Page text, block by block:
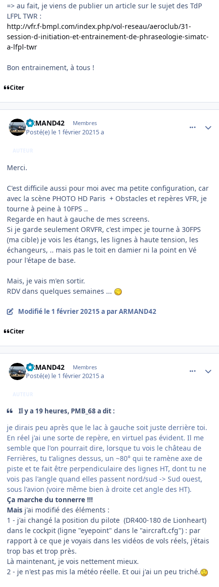
=> au fait, je viens de publier un article sur le sujet des TdP
LFPL TWR :
http://vfr.f-bmpl.com/index.php/vol-reseau/aeroclub/31-
session-d-initiation-et-entrainement-de-phraseologie-simatc-
a-lfpl-twr
Bon entrainement, à tous !
Citer
ARMAND42 Membres
Posté(e) le 1 février 20215 a
AUTEUR
Merci.
C'est difficile aussi pour moi avec ma petite configuration, car
avec la scène PHOTO HD Paris + Obstacles et repères VFR, je
tourne à peine à 10FPS ..
Regarde en haut à gauche de mes screens.
Si je garde seulement ORVFR, c'est impec je tourne à 30FPS
(ma cible) je vois les étangs, les lignes à haute tension, les
échangeurs, .. mais pas le toit en damier ni la point en Vé
pour l'étape de base.
Mais, je vais m'en sortir.
RDV dans quelques semaines ...
Modifié le 1 février 20215 a par ARMAND42
Citer
ARMAND42 Membres
Posté(e) le 1 février 20215 a
AUTEUR
Il y a 19 heures, PMB_68 a dit :
je dirais peu après que le lac à gauche soit juste derrière toi.
En réel j'ai une sorte de repère, en virtuel pas évident. Il me
semble que l'on pourrait dire, lorsque tu vois le château de
Ferrières, tu t'alignes dessus, un ~80° qui te ramène axe de
piste et te fait être perpendiculaire des lignes HT, dont tu ne
vois pas l'angle quand elles passent nord/sud -> Sud ouest,
sous l'avion (voire même bien à droite cet angle des HT).
Ça marche du tonnerre !!!
Mais j'ai modifié des éléments :
1 - j'ai changé la position du pilote (DR400-180 de Lionheart)
dans le cockpit (ligne "eyepoint" dans le "aircraft.cfg") : par
rapport à ce que je voyais dans les vidéos de vols réels, j'étais
trop bas et trop près.
Là maintenant, je vois nettement mieux.
2 - je n'est pas mis la météo réelle. Et oui j'ai un peu triché.